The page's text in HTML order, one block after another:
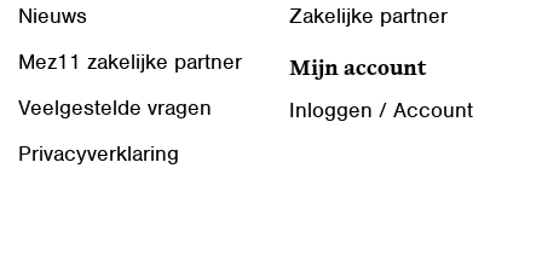
Nieuws
Mez11 zakelijke partner
Veelgestelde vragen
Privacyverklaring
Zakelijke partner
Mijn account
Inloggen / Account